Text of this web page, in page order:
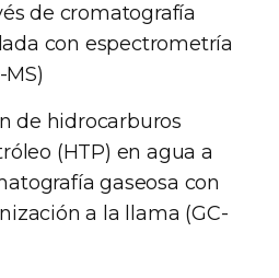
de cromatografía
con espectrometría
de hidrocarburos
(HTP) en agua a
gaseosa con
a la llama (GC-